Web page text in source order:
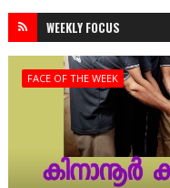
WEEKLY FOCUS
FACE OF THE WEEK